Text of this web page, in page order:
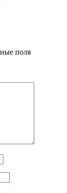
поля